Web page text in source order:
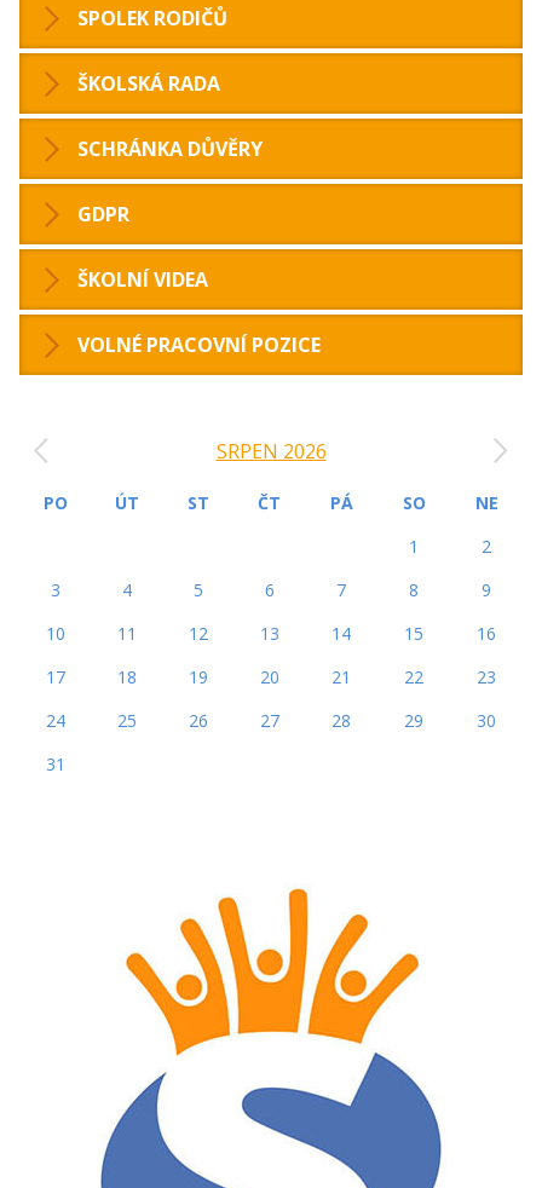
SPOLEK RODIČŮ
ŠKOLSKÁ RADA
SCHRÁNKA DŮVĚRY
GDPR
ŠKOLNÍ VIDEA
VOLNÉ PRACOVNÍ POZICE
SRPEN 2026
PO ÚT ST ČT PÁ SO
NE
1
2
3
4 5 6 7 8
9
10
11 12 13 14 15
16
17
18 19 20 21 22
23
24
25 26 27 28 29
30
31